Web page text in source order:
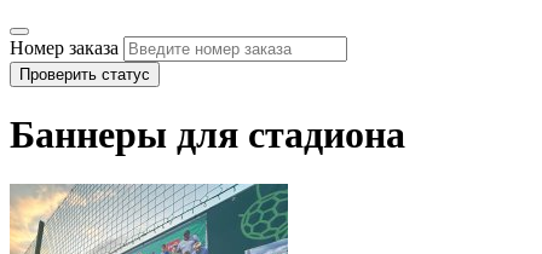
Номер заказа
Проверить статус
Баннеры для стадиона